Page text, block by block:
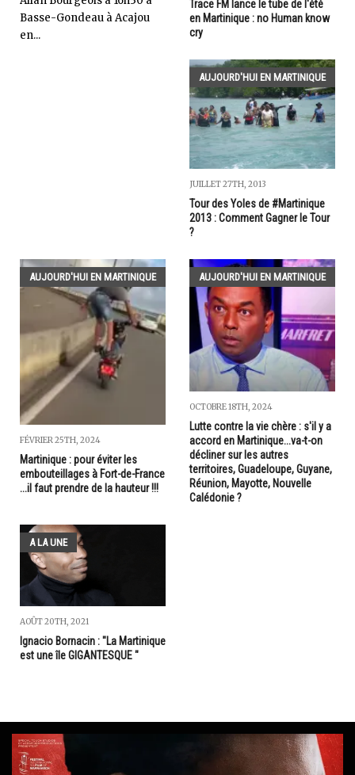
Basse-Gondeau à Acajou
en...
Trace FM lance le tube de l'été
en Martinique : no Human know
cry
AUJOURD'HUI EN MARTINIQUE
JUILLET 27TH, 2013
Tour des Yoles de #Martinique
2013 : Comment Gagner le Tour
?
AUJOURD'HUI EN MARTINIQUE
FÉVRIER 25TH, 2024
Martinique : pour éviter les
embouteillages à Fort-de-France
...il faut prendre de la hauteur !!!
AUJOURD'HUI EN MARTINIQUE
OCTOBRE 18TH, 2024
Lutte contre la vie chère : s'il y a
accord en Martinique...va-t-on
décliner sur les autres
territoires, Guadeloupe, Guyane,
Réunion, Mayotte, Nouvelle
Calédonie ?
A LA UNE
AOÛT 20TH, 2021
Ignacio Bornacin : "La Martinique
est une île GIGANTESQUE "